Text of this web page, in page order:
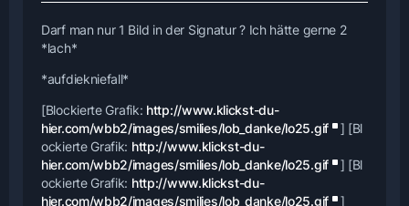
Darf man nur 1 Bild in der Signatur ? Ich hätte gerne 2
*lach*
*aufdiekniefall*
[Blockierte Grafik: http://www.klickst-du-
hier.com/wbb2/images/smilies/lob_danke/lo25.gif
] [Bl
ockierte Grafik: http://www.klickst-du-
hier.com/wbb2/images/smilies/lob_danke/lo25.gif
] [Bl
ockierte Grafik: http://www.klickst-du-
hier.com/wbb2/images/smilies/lob_danke/lo25.gif
]